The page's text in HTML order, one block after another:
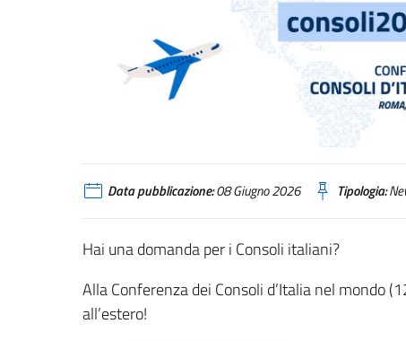
Data pubblicazione:08 Giugno 2026 Tipologia:
Hai una domanda per i Consoli italiani?
Alla Conferenza dei Consoli d’Italia nel mondo
all’estero!